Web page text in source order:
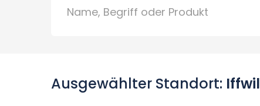
Ausgewählter Standort: